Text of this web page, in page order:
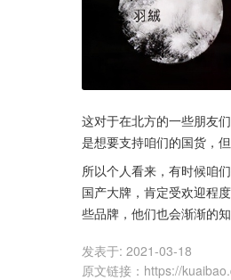
这对于在北方的一些朋友
是想要支持咱们的国货，
所以个人看来，有时候咱
国产大牌，肯定受欢迎程
些品牌，他们也会渐渐的知
发表于: 2021-03-18
原文链接 ： https://